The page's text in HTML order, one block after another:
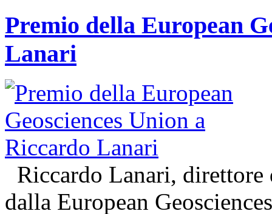
Premio della European
Lanari
Riccardo Lanari,
dalla European